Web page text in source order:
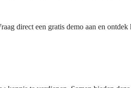
direct een gratis demo aan en